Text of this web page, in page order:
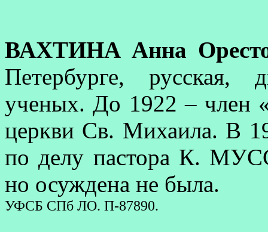
ВАХТИНА Анна
Петербурге, русская,
ученых. До 1922 – член
церкви Св. Михаила. В
по делу пастора К.
но осуждена не была.
УФСБ СПб ЛО. П-87890.